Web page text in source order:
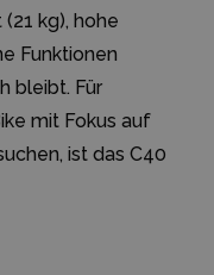
kg), hohe
Funktionen
bleibt. Für
mit Fokus auf
ist das C40